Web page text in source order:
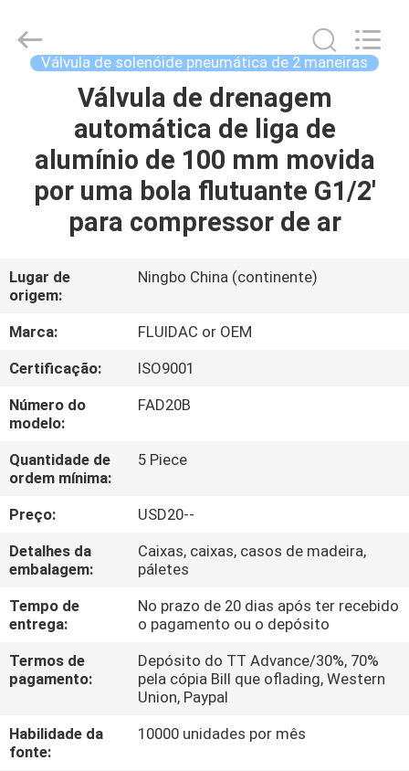
PRODUTOS
VÍDEOS
SOBRE
NÓS
EXCURSÃO
DA
FÁBRICA
CONTROLE
DA
QUALIDADE
CONTACTE-
NOS
PEÇA
UMAS
CITAÇÕES
FLUID
AUTOMATIC
CONTROL
CO.,LTD.
Válvula de solenóide pneumática de 2 maneiras
Válvula de drenagem
automática de liga de
alumínio de 100 mm movida
por uma bola flutuante G1/2'
para compressor de ar
Lugar de
origem:
Ningbo China (continente)
Marca:
FLUIDAC or OEM
Certificação:
ISO9001
Número do
modelo:
FAD20B
Quantidade de
ordem mínima:
5 Piece
Preço:
USD20--
Detalhes da
embalagem:
Caixas, caixas, casos de madeira,
páletes
Tempo de
entrega:
No prazo de 20 dias após ter recebido
o pagamento ou o depósito
Termos de
pagamento:
Depósito do TT Advance/30%, 70%
pela cópia Bill que oflading, Western
Union, Paypal
Habilidade da
fonte:
10000 unidades por mês